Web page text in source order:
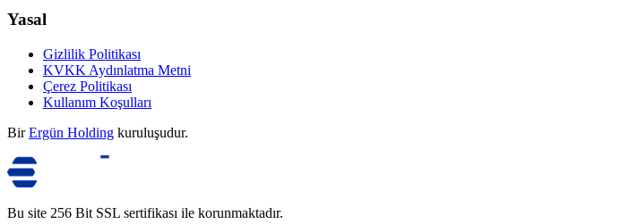
Yasal
Gizlilik Politikası
KVKK Aydınlatma Metni
Çerez Politikası
Kullanım Koşulları
Bir Ergün Holding kuruluşudur.
Bu site 256 Bit SSL sertifikası ile korunmaktadır.